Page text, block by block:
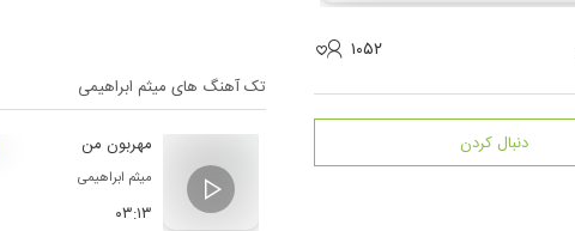
۱۰۵۲
دنبال کردن
تک آهنگ های میثم ابراهیمی
مهربون من
میثم ابراهیمی
۰۳:۱۳